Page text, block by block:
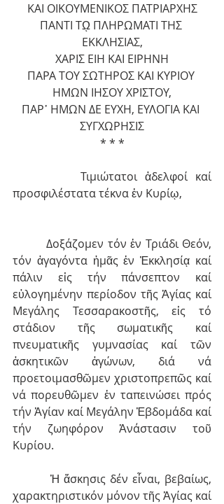
ΚΑΙ ΟΙΚΟΥΜΕΝΙΚΟΣ ΠΑΤΡΙΑΡΧΗΣ
ΠΑΝΤΙ Τῼ ΠΛΗΡΩΜΑΤΙ ΤΗΣ
ΕΚΚΛΗΣΙΑΣ,
ΧΑΡΙΣ ΕΙΗ ΚΑΙ ΕΙΡΗΝΗ
ΠΑΡΑ ΤΟΥ ΣΩΤΗΡΟΣ ΚΑΙ ΚΥΡΙΟΥ
ΗΜΩΝ ΙΗΣΟΥ ΧΡΙΣΤΟΥ,
ΠΑΡ᾿ HΜΩΝ ΔΕ ΕΥΧΗ, ΕΥΛΟΓΙΑ ΚΑΙ
ΣΥΓΧΩΡΗΣΙΣ
* * *
         Τιμιώτατοι ἀδελφοί καί
προσφιλέστατα τέκνα ἐν Κυρίῳ,
         Δοξάζομεν τόν ἐν Τριάδι Θεόν,
τόν ἀγαγόντα ἡμᾶς ἐν Ἐκκλησίᾳ καί
πάλιν εἰς τήν πάνσεπτον καί
εὐλογημένην περίοδον τῆς Ἁγίας καί
Μεγάλης Τεσσαρακοστῆς, εἰς τό
στάδιον τῆς σωματικῆς καί
πνευματικῆς γυμνασίας καί τῶν
ἀσκητικῶν ἀγώνων, διά νά
προετοιμασθῶμεν χριστοπρεπῶς καί
νά πορευθῶμεν ἐν ταπεινώσει πρός
τήν Ἁγίαν καί Μεγάλην Ἑβδομάδα καί
τήν ζωηφόρον Ἀνάστασιν τοῦ
Κυρίου.
χαρακτηριστικόν μόνον τῆς Ἁγίας καί